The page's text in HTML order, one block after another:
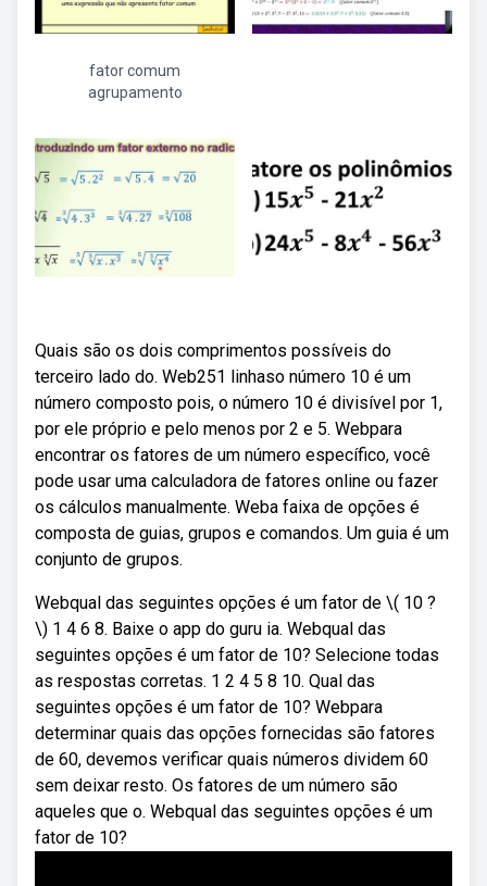
fator comum
agrupamento
Quais são os dois comprimentos possíveis do
terceiro lado do. Web251 linhaso número 10 é um
número composto pois, o número 10 é divisível por 1,
por ele próprio e pelo menos por 2 e 5. Webpara
encontrar os fatores de um número específico, você
pode usar uma calculadora de fatores online ou fazer
os cálculos manualmente. Weba faixa de opções é
composta de guias, grupos e comandos. Um guia é um
conjunto de grupos.
Webqual das seguintes opções é um fator de \( 10 ?
\) 1 4 6 8. Baixe o app do guru ia. Webqual das
seguintes opções é um fator de 10? Selecione todas
as respostas corretas. 1 2 4 5 8 10. Qual das
seguintes opções é um fator de 10? Webpara
determinar quais das opções fornecidas são fatores
de 60, devemos verificar quais números dividem 60
sem deixar resto. Os fatores de um número são
aqueles que o. Webqual das seguintes opções é um
fator de 10?